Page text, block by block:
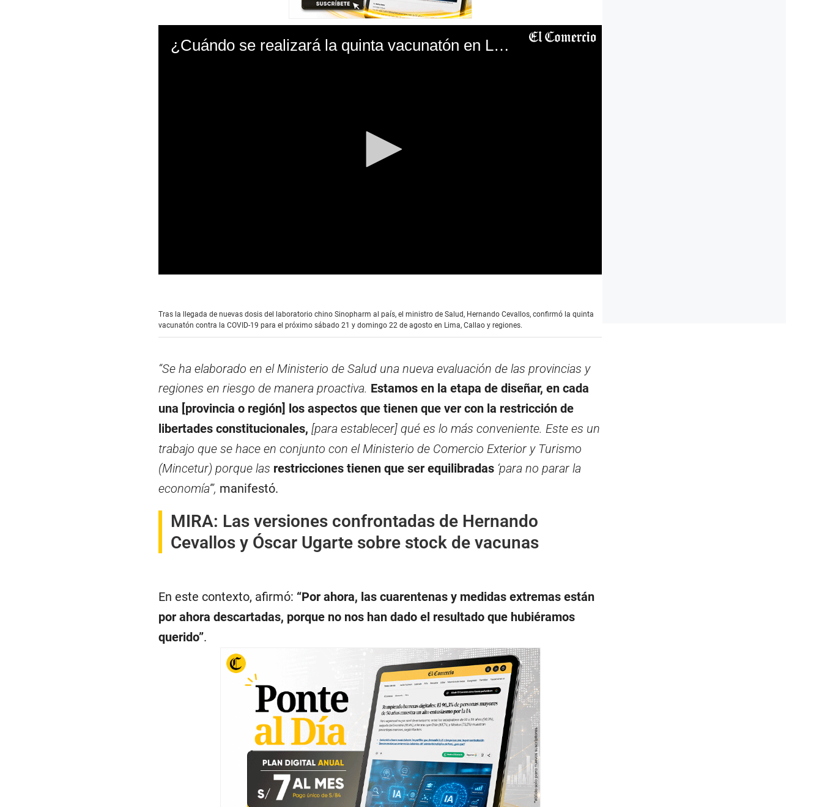
¿Cuándo se realizará la quinta vacunatón en Lima, Callao y regiones?
o
n
d
f
s
e
c
o
n
d
s
V
o
l
u
m
9
Tras la llegada de nuevas dosis del laboratorio chino Sinopharm al país, el ministro de Salud, Hernando Cevallos, confirmó la quinta
vacunatón contra la COVID-19 para el próximo sábado 21 y domingo 22 de agosto en Lima, Callao y regiones.
“Se ha elaborado en el Ministerio de Salud una nueva evaluación de las provincias y
regiones en riesgo de manera proactiva. Estamos en la etapa de diseñar, en cada
una [provincia o región] los aspectos que tienen que ver con la restricción de
libertades constitucionales, [para establecer] qué es lo más conveniente. Este es un
trabajo que se hace en conjunto con el Ministerio de Comercio Exterior y Turismo
(Mincetur) porque las restricciones tienen que ser equilibradas‘para no parar la
economía’”, manifestó.
MIRA: Las versiones confrontadas de Hernando
Cevallos y Óscar Ugarte sobre stock de vacunas
En este contexto, afirmó: “Por ahora, las cuarentenas y medidas extremas están
por ahora descartadas, porque no nos han dado el resultado que hubiéramos
querido”.